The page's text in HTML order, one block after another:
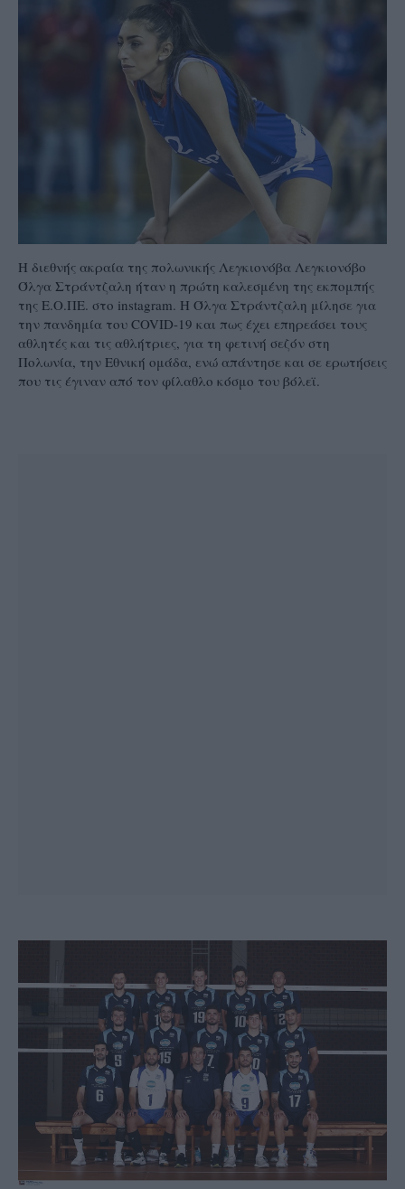
Η διεθνής ακραία της πολωνικής Λεγκιονόβα Λεγκιονόβο
Όλγα Στράντζαλη ήταν η πρώτη καλεσμένη της εκπομπής
της Ε.Ο.ΠΕ. στο instagram. Η Όλγα Στράντζαλη μίλησε για
την πανδημία του COVID-19 και πως έχει επηρεάσει τους
αθλητές και τις αθλήτριες, για τη φετινή σεζόν στη
Πολωνία, την Εθνική ομάδα, ενώ απάντησε και σε ερωτήσεις
που τις έγιναν από τον φίλαθλο κόσμο του βόλεϊ.